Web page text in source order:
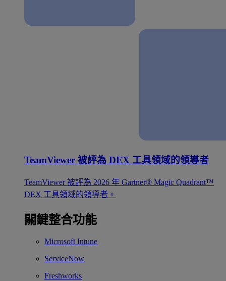
TeamViewer 被評為 DEX 工具領域的領導者
TeamViewer 被評為 2026 年 Gartner® Magic Quadrant™
DEX 工具領域的領導者。
關鍵整合功能
Microsoft Intune
ServiceNow
Freshworks